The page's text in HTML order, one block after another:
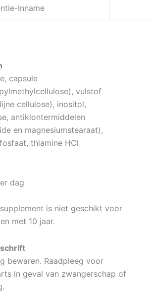
Inname
capsule
vulstof
cellulose), inositol,
antiklontermiddelen
en magnesiumstearaat),
thiamine HCl
dag
is niet geschikt voor
met 10 jaar.
bewaren. Raadpleeg voor
in geval van zwangerschap of